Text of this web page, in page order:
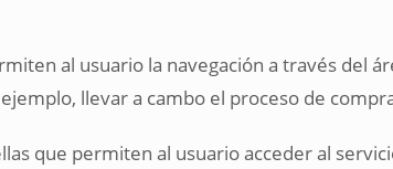
al usuario la navegación a través del
llevar a cambo el proceso de
que permiten al usuario acceder al